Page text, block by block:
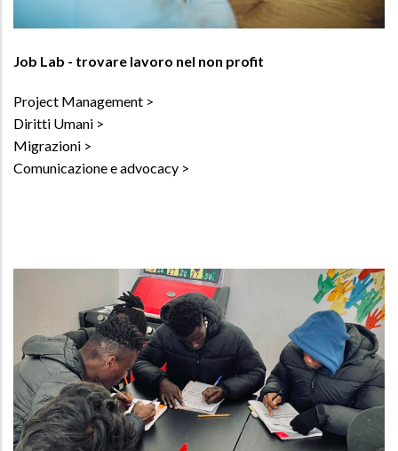
Job Lab - trovare lavoro nel non profit
Project Management
Diritti Umani
Migrazioni
Comunicazione e advocacy